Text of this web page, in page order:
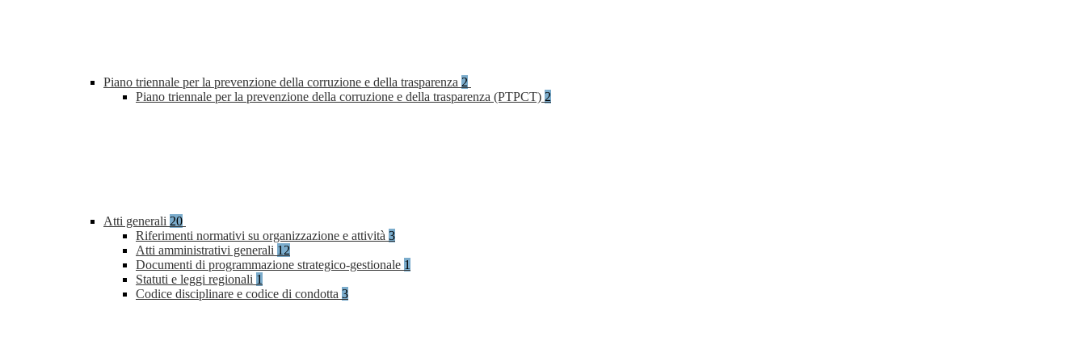
Piano triennale per la prevenzione della corruzione e della trasparenza 2
Piano triennale per la prevenzione della corruzione e della trasparenza (PTPCT) 2
Atti generali 20
Riferimenti normativi su organizzazione e attività 3
Atti amministrativi generali 12
Documenti di programmazione strategico-gestionale 1
Statuti e leggi regionali 1
Codice disciplinare e codice di condotta 3